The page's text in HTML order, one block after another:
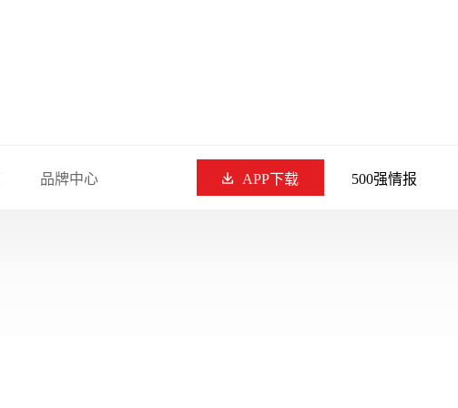
品牌中心 APP下载 500强情报